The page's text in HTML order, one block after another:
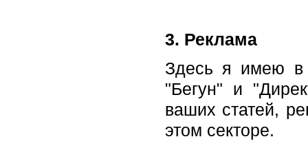
3. Реклама
Здесь я имею в
"Бегун" и
ваших статей,
этом секторе.